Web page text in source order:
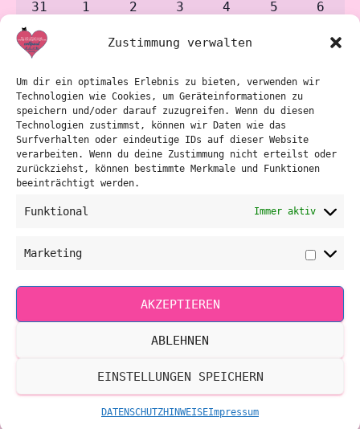
Zustimmung verwalten
Um dir ein optimales Erlebnis zu bieten, verwenden wir
Technologien wie Cookies, um Geräteinformationen zu
speichern und/oder darauf zuzugreifen. Wenn du diesen
Technologien zustimmst, können wir Daten wie das
Surfverhalten oder eindeutige IDs auf dieser Website
verarbeiten. Wenn du deine Zustimmung nicht erteilst oder
zurückziehst, können bestimmte Merkmale und Funktionen
beeinträchtigt werden.
Funktional Immer aktiv
Marketing
AKZEPTIEREN
ABLEHNEN
EINSTELLUNGEN SPEICHERN
DATENSCHUTZHINWEISEImpressum
0
31
0
1
0
2
0
3
0
4
0
5
0
6
Notice
Juli Dieser Monat Sep.
KALENDER ABONNIEREN
RGOMETER bzw. TACX Stufentests individuelle Terminvergabe
der Heiltherme Bad Waltersdorf im Fitnessraum an
Termine wettertechnisch angepasst werden).
Besprechungen zum Training, oder Allgemein zur Bewegung,
jeweils Donnerstags in der Heiltherme ab 12:00Uhr am
Tratschplatzl möglich